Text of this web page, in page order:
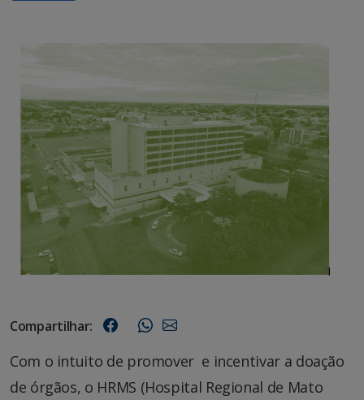
Compartilhar:
Com o intuito de promover e incentivar a doação
de órgãos, o HRMS (Hospital Regional de Mato